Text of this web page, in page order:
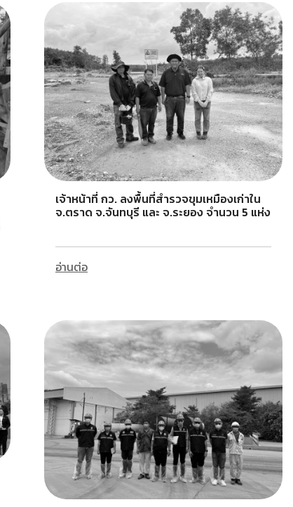
เจ้าหน้าที่ กว. ลงพื้นที่สำรวจขุมเหมืองเก่าใน
จ.ตราด จ.จันทบุรี และ จ.ระยอง จำนวน 5 แห่ง
อ่านต่อ